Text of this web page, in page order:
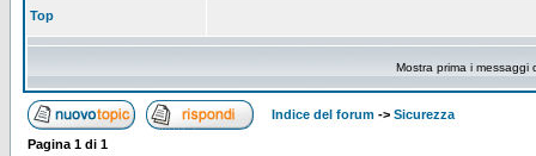
Top
Mostra prima i messaggi
Indice del forum -> Sicurezza
Pagina 1 di 1